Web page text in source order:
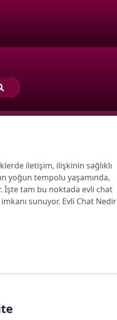
iletişim, ilişkinin sağlıklı
yoğun tempolu yaşamında,
İşte tam bu noktada evli chat
sunuyor. Evli Chat Nedir